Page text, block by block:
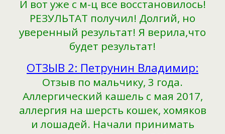
И вот уже с м-ц все восстановилось!
РЕЗУЛЬТАТ получил! Долгий, но
уверенный результат! Я верила,что
будет результат!
ОТЗЫВ 2: Петрунин Владимир:
Отзыв по мальчику, 3 года.
Аллергический кашель с мая 2017,
аллергия на шерсть кошек, хомяков
и лошадей. Начали принимать